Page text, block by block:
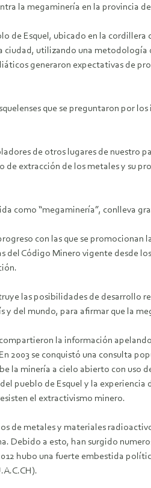
la megaminería en la provincia
de Esquel, ubicado en la
ciudad, utilizando una
generaron expectativas de
que se preguntaron por
de otros lugares de
de extracción de los metales y su
como “megaminería”, conlleva
con las que se
del Código Minero vigente desde
las posibilidades de desarrollo
del mundo, para afirmar que la
la información
se conquistó una consulta
la minería a cielo abierto con
pueblo de Esquel y la
el extractivismo minero.
de metales y materiales
a esto, han surgido
hubo una fuerte embestida